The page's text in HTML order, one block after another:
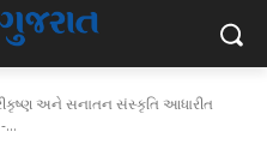
અને સનાતન સંસ્કૃતિ આધારીત
...